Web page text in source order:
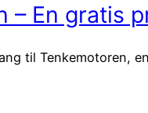
– En gratis
til Tenkemotoren,